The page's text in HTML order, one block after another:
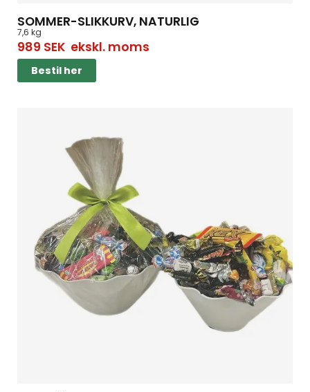
SOMMER-SLIKKURV, NATURLIG
7,6 kg
989 SEKekskl. moms
Bestil her